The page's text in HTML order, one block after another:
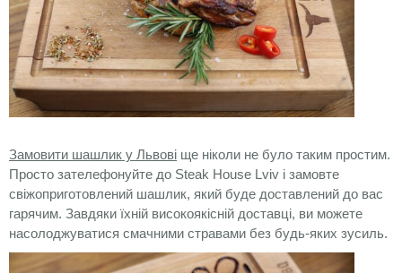
Замовити шашлик у Львові ще ніколи не було таким простим.
Просто зателефонуйте до Steak House Lviv і замовте
свіжоприготовлений шашлик, який буде доставлений до вас
гарячим. Завдяки їхній високоякісній доставці, ви можете
насолоджуватися смачними стравами без будь-яких зусиль.